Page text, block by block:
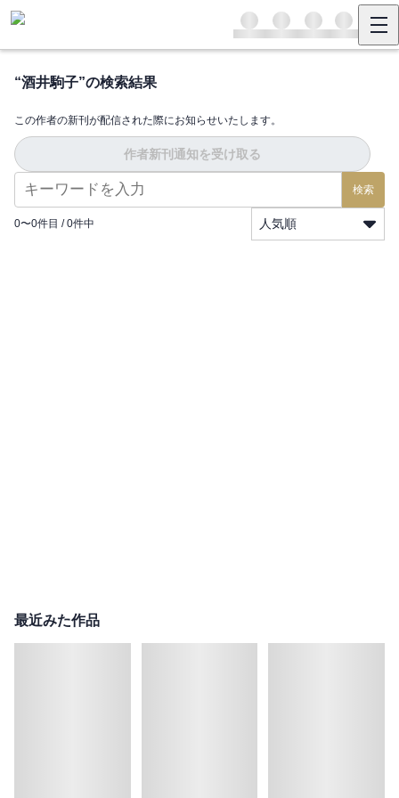
“酒井駒子”の検索結果
この作者の新刊が配信された際にお知らせいたします。
作者新刊通知を受け取る
検索
0〜0件目 / 0件中 人気順
最近みた作品